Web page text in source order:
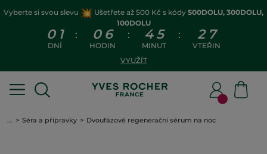
Vyberte si svou slevu Ušetřete až 500 Kč s kódy 500DOLU, 300DOLU,
100DOLU
0 1
DNÍ
: 0 6
HODIN
: 4 5
MINUT
: 2 7
VTEŘIN
VYUŽÍT
... Séra a přípravky Dvoufázové regenerační sérum na noc